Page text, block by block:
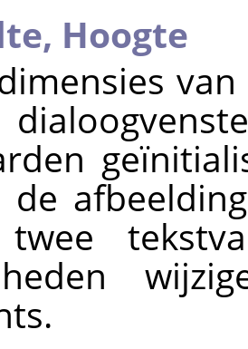
Hoogte
de